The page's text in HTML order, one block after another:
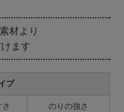
材より
ます
プ
のりの強さ